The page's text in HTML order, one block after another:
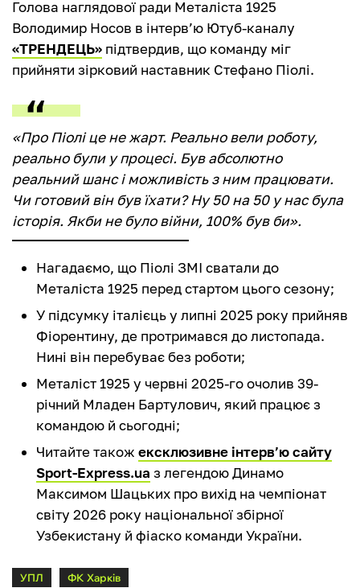
Голова наглядової ради Металіста 1925
Володимир Носов в інтерв’ю Ютуб-каналу
«ТРЕНДЕЦЬ» підтвердив, що команду міг
прийняти зірковий наставник Стефано Піолі.
«Про Піолі це не жарт. Реально вели роботу,
реально були у процесі. Був абсолютно
реальний шанс і можливість з ним працювати.
Чи готовий він був їхати? Ну 50 на 50 у нас була
історія. Якби не було війни, 100% був би».
Нагадаємо, що Піолі ЗМІ сватали до
Металіста 1925 перед стартом цього сезону;
У підсумку італієць у липні 2025 року прийняв
Фіорентину, де протримався до листопада.
Нині він перебуває без роботи;
Металіст 1925 у червні 2025-го очолив 39-
річний Младен Бартулович, який працює з
командою й сьогодні;
Читайте також ексклюзивне інтерв’ю сайту
Sport-Express.ua з легендою Динамо
Максимом Шацьких про вихід на чемпіонат
світу 2026 року національної збірної
Узбекистану й фіаско команди України.
УПЛ ФК Харків